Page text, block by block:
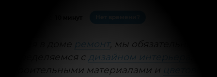
Делая в доме ремонт, мы обязательно
определяемся с дизайном интерьера
строительными материалами и